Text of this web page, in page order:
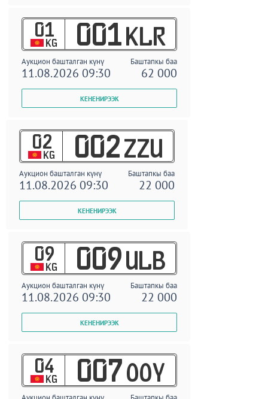
01
KG 001 KLR
Аукцион башталган күнү Баштапкы баа
11.08.2026 09:30 62 000
02
KG 002 ZZU
Аукцион башталган күнү Баштапкы баа
11.08.2026 09:30 22 000
09
KG 009 ULB
Аукцион башталган күнү Баштапкы баа
11.08.2026 09:30 22 000
04
KG 007 OOY